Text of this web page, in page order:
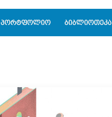
პორტფოლიო ბიბლიოთეკა